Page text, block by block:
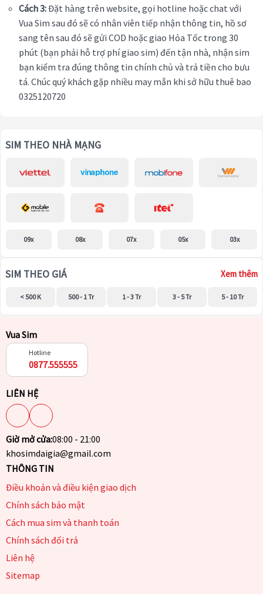
Cách 3:Đặt hàng trên website, gọi hotline hoặc chat với
Vua Sim sau đó sẽ có nhân viên tiếp nhận thông tin, hồ sơ
sang tên sau đó sẽ gửi COD hoặc giao Hỏa Tốc trong 30
phút (bạn phải hỗ trợ phí giao sim) đến tận nhà, nhận sim
bạn kiểm tra đúng thông tin chính chủ và trả tiền cho bưu
tá. Chúc quý khách gặp nhiều may mắn khi sở hữu thuê bao
0325120720
SIM THEO NHÀ MẠNG
09x 08x 07x 05x 03x
SIM THEO GIÁ Xem thêm
< 500 K 500 - 1 Tr 1 - 3 Tr 3 - 5 Tr 5 - 10 Tr
Vua Sim
Hotline
0877.555555
LIÊN HỆ
Giờ mở cửa:08:00 - 21:00
khosimdaigia@gmail.com
THÔNG TIN
Điều khoản và điều kiện giao dịch
Chính sách bảo mật
Cách mua sim và thanh toán
Chính sách đổi trả
Liên hệ
Sitemap